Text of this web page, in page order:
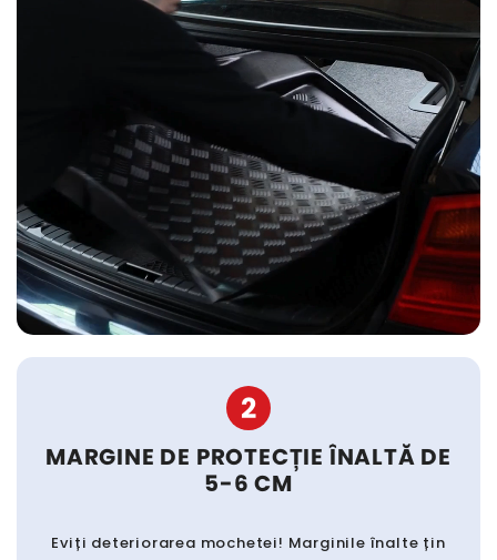
2
MARGINE DE PROTECȚIE ÎNALTĂ DE
5-6 CM
Eviți deteriorarea mochetei! Marginile înalte țin